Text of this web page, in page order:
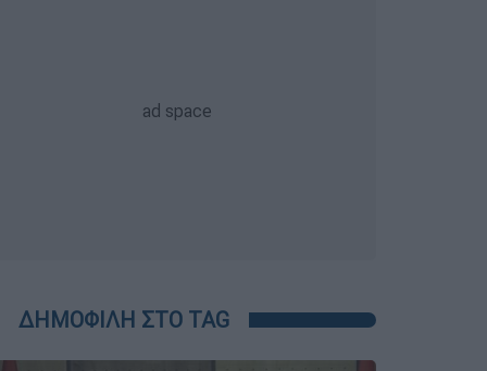
ΔΗΜΟΦΙΛΗ ΣΤΟ TAG